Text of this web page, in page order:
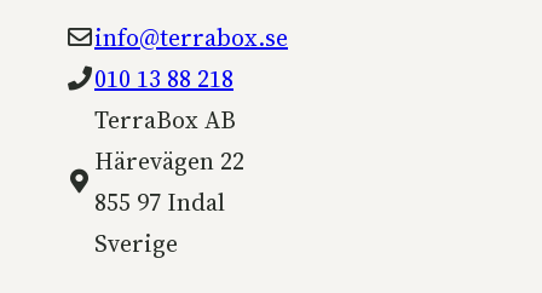
info@terrabox.se
010 13 88 218
TerraBox AB
Härevägen 22
855 97 Indal
Sverige